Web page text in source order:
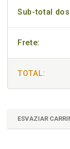
Sub-total
Frete:
TOTAL:
ESVAZIAR